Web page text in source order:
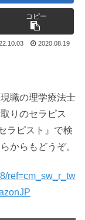
コピー
2020.08.19
職の理学療法士
りのセラピス
ラピスト』で検
からもどうぞ。
ref=cm_sw_r_tw